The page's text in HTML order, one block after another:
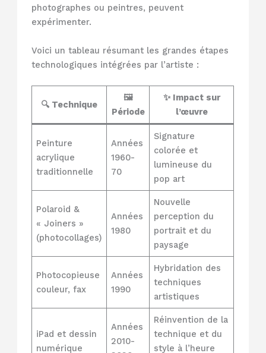
photographes ou peintres, peuvent
expérimenter.
Voici un tableau résumant les grandes étapes
technologiques intégrées par l’artiste :
🔍 Technique
🖼️
Période
✨ Impact sur
l’œuvre
Peinture
acrylique
traditionnelle
Années
1960-
70
Signature
colorée et
lumineuse du
pop art
Polaroid &
« Joiners »
(photocollages)
Années
1980
Nouvelle
perception du
portrait et du
paysage
Photocopieuse
couleur, fax
Années
1990
Hybridation des
techniques
artistiques
iPad et dessin
numérique
Années
2010-
Réinvention de la
technique et du
style à l’heure